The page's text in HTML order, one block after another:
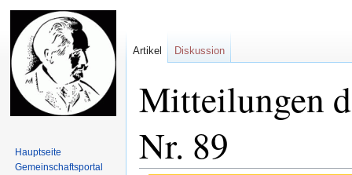
Mitteilungen
Nr. 89
Artikel Diskussion
Hauptseite
Gemeinschafts­portal